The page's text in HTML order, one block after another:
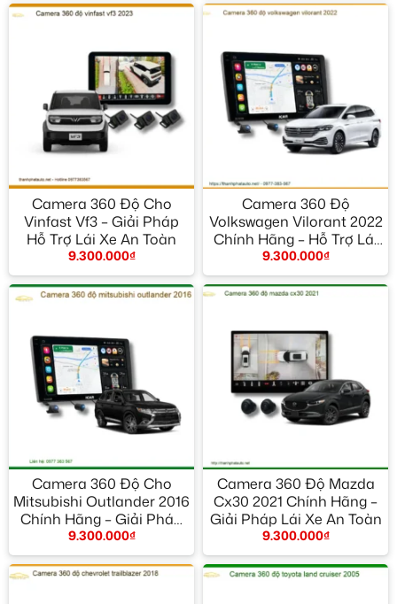
Camera 360 Độ Cho
Vinfast Vf3 – Giải Pháp
Hỗ Trợ Lái Xe An Toàn
9.300.000₫
Camera 360 Độ
Volkswagen Vilorant 2022
Chính Hãng – Hỗ Trợ Lái
Xe An Toàn
9.300.000₫
Camera 360 Độ Cho
Mitsubishi Outlander 2016
Chính Hãng – Giải Pháp
Lái Xe An Toàn
9.300.000₫
Camera 360 Độ Mazda
Cx30 2021 Chính Hãng –
Giải Pháp Lái Xe An Toàn
9.300.000₫